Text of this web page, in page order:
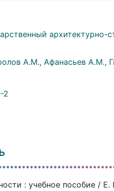
архитектурно-
А.М., Афанасьев А.М.,
2
: учебное пособие /